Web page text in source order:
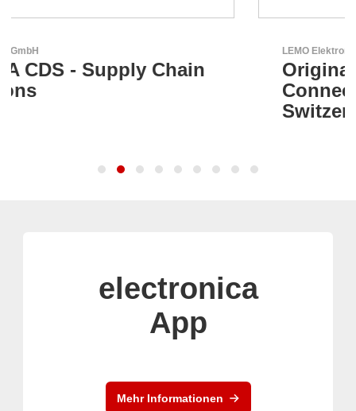
Original Push-Pull-
electronica
App
Mehr Informationen